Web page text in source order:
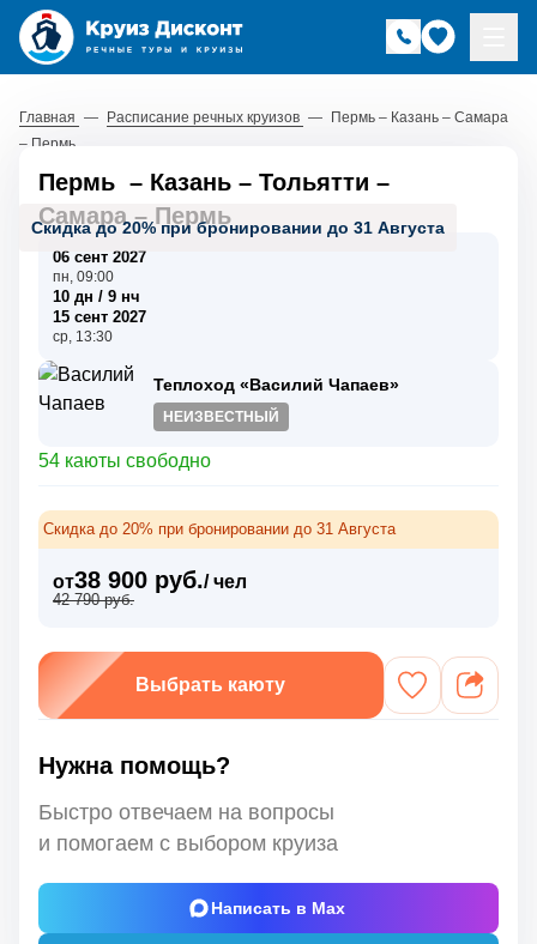
Главная — Расписание речных круизов — Пермь – Казань – Самара
– Пермь
Скидка до 20% при бронировании до 31 Августа
Пермь – Казань – Тольятти –
Самара–Пермь
06 сент 2027
пн, 09:00
10 дн / 9 нч
15 сент 2027
ср, 13:30
Теплоход «Василий Чапаев»
НЕИЗВЕСТНЫЙ
54 каюты свободно
Скидка до 20% при бронировании до 31 Августа
от38 900 руб./ чел
42 790 руб.
Выбрать каюту
Нужна помощь?
Быстро отвечаем на вопросы
и помогаем с выбором круиза
Написать в Max